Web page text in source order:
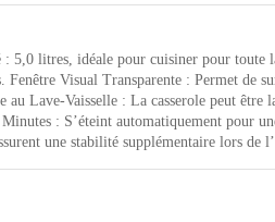
litres, idéale pour cuisiner pour toute
Visual Transparente : Permet de
Lave-Vaisselle : La casserole peut être
: S’éteint automatiquement pour
une stabilité supplémentaire lors de